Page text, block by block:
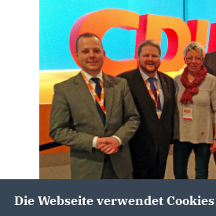
Die Webseite verwendet Cookies